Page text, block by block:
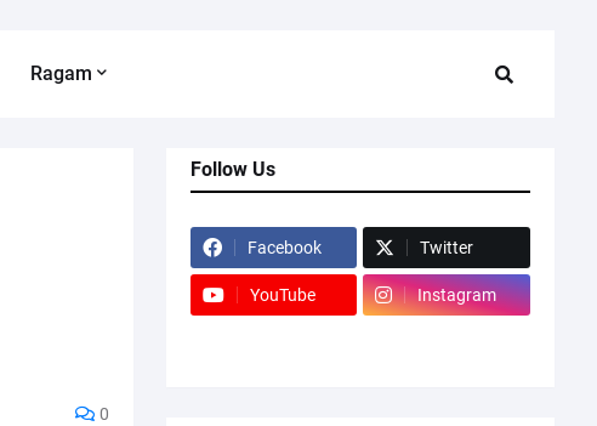
Ragam
0
Follow Us
Facebook Twitter
YouTube Instagram